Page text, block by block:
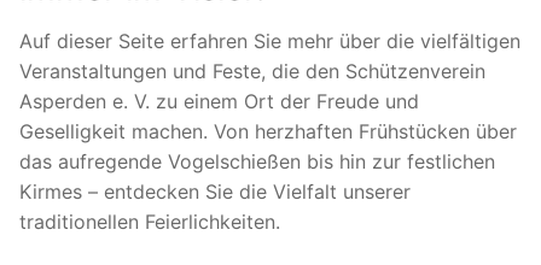
Auf dieser Seite erfahren Sie mehr über die vielfältigen
Veranstaltungen und Feste, die den Schützenverein
Asperden e. V. zu einem Ort der Freude und
Geselligkeit machen. Von herzhaften Frühstücken über
das aufregende Vogelschießen bis hin zur festlichen
Kirmes – entdecken Sie die Vielfalt unserer
traditionellen Feierlichkeiten.